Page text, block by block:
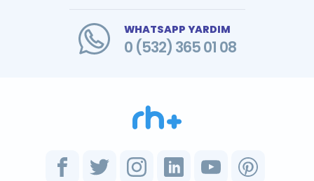
WHATSAPP YARDIM
0 (532) 365 01 08